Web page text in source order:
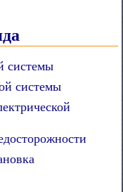
системы
системы